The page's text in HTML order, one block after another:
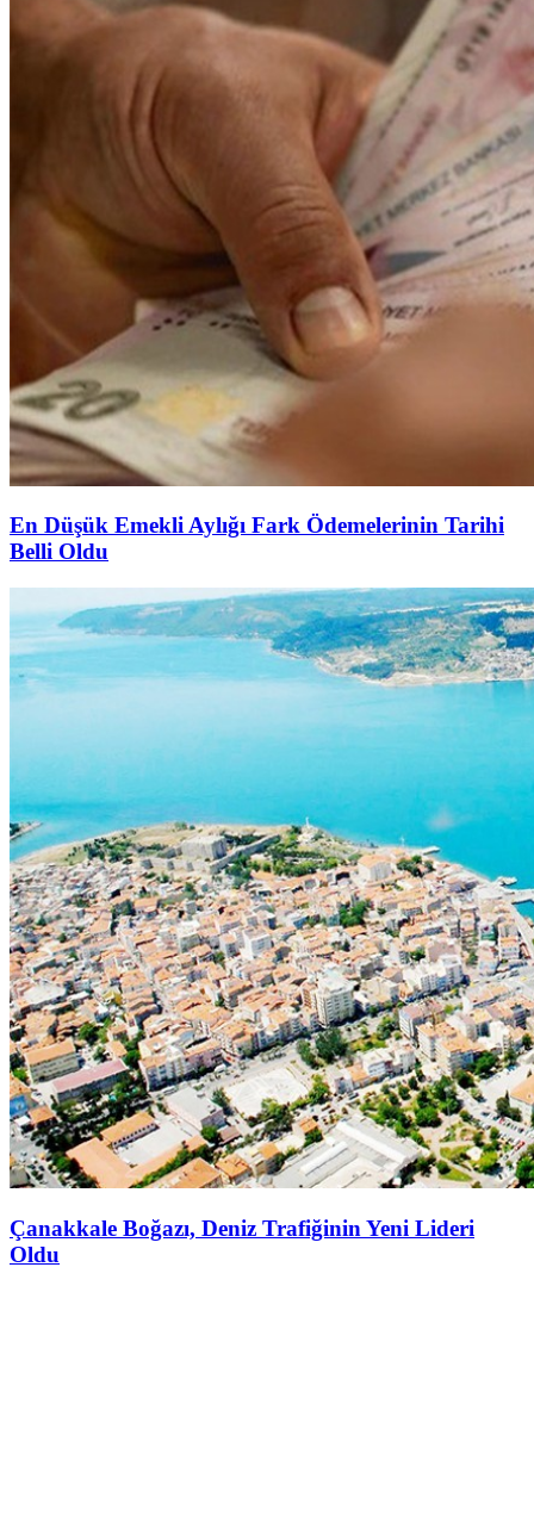
En Düşük Emekli Aylığı Fark Ödemelerinin Tarihi
Belli Oldu
Çanakkale Boğazı, Deniz Trafiğinin Yeni Lideri
Oldu